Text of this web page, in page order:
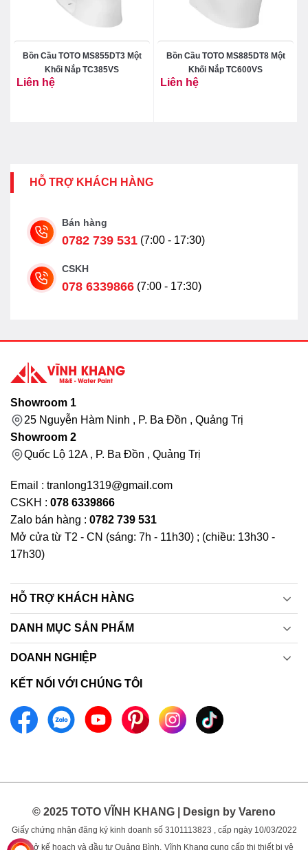
Bồn Cầu TOTO MS855DT3 Một
Khối Nắp TC385VS
Liên hệ
Bồn Cầu TOTO MS885DT8 Một
Khối Nắp TC600VS
Liên hệ
HỖ TRỢ KHÁCH HÀNG
Bán hàng
0782 739 531 (7:00 - 17:30)
CSKH
078 6339866 (7:00 - 17:30)
Showroom 1
25 Nguyễn Hàm Ninh , P. Ba Đồn , Quảng Trị
Showroom 2
Quốc Lộ 12A , P. Ba Đồn , Quảng Trị
Email : tranlong1319@gmail.com
CSKH : 078 6339866
Zalo bán hàng : 0782 739 531
Mở cửa từ T2 - CN (sáng: 7h - 11h30) ; (chiều: 13h30 -
17h30)
HỖ TRỢ KHÁCH HÀNG
DANH MỤC SẢN PHẨM
DOANH NGHIỆP
KẾT NỐI VỚI CHÚNG TÔI
© 2025 TOTO VĨNH KHANG | Design by Vareno
Giấy chứng nhận đăng ký kinh doanh số 3101113823 , cấp ngày 10/03/2022
bởi sở kế hoạch và đầu tư Quảng Bình. Vĩnh Khang cung cấp thị thiết bị vệ